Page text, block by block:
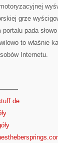
grze
pada
to właśnie
Internetu.